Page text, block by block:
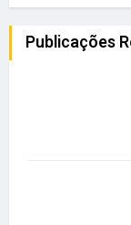
Publicações